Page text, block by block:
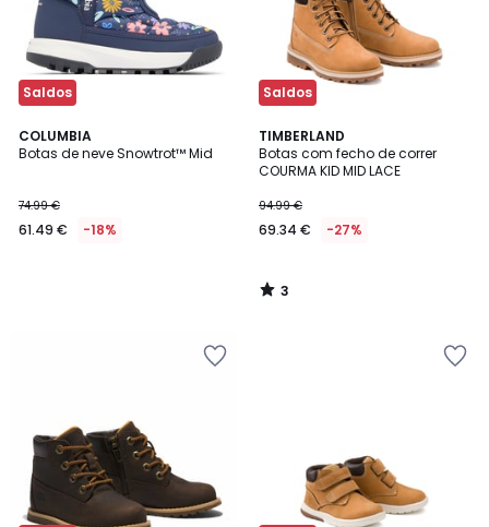
Saldos
COLUMBIA
Botas de neve Snowtrot™ Mid
74.99 €
61.49 € -18%
Saldos
TIMBERLAND
Botas com fecho de correr
COURMA KID MID LACE
94.99 €
69.34 € -27%
3
/
5
3
/